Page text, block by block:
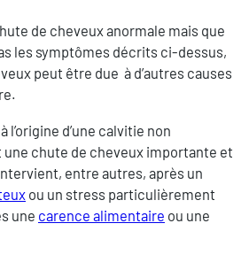
de cheveux anormale mais que
les symptômes décrits ci-dessus,
peut être due à d’autres causes
d’une calvitie non
chute de cheveux importante et
entre autres, après un
ou un stress particulièrement
une carence alimentaire ou une